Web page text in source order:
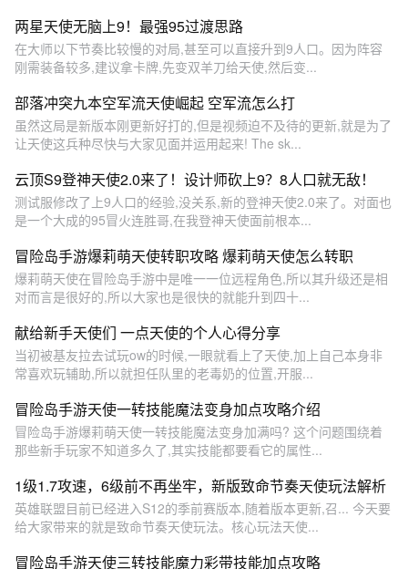
两星天使无脑上9！最强95过渡思路
在大师以下节奏比较慢的对局,甚至可以直接升到9人口。因为阵容
刚需装备较多,建议拿卡牌,先变双羊刀给天使,然后变...
部落冲突九本空军流天使崛起 空军流怎么打
虽然这局是新版本刚更新好打的,但是视频迫不及待的更新,就是为了
让天使这兵种尽快与大家见面并运用起来! The sk...
云顶S9登神天使2.0来了！设计师砍上9？8人口就无敌！
测试服修改了上9人口的经验,没关系,新的登神天使2.0来了。对面也
是一个大成的95冒火连胜哥,在我登神天使面前根本...
冒险岛手游爆莉萌天使转职攻略 爆莉萌天使怎么转职
爆莉萌天使在冒险岛手游中是唯一一位远程角色,所以其升级还是相
对而言是很好的,所以大家也是很快的就能升到四十...
献给新手天使们 一点天使的个人心得分享
当初被基友拉去试玩ow的时候,一眼就看上了天使,加上自己本身非
常喜欢玩辅助,所以就担任队里的老毒奶的位置,开服...
冒险岛手游天使一转技能魔法变身加点攻略介绍
冒险岛手游爆莉萌天使一转技能魔法变身加满吗? 这个问题围绕着
那些新手玩家不知道多久了,其实技能都要看它的属性...
1级1.7攻速，6级前不再坐牢，新版致命节奏天使玩法解析
英雄联盟目前已经进入S12的季前赛版本,随着版本更新,召... 今天要
给大家带来的就是致命节奏天使玩法。核心玩法天使...
冒险岛手游天使三转技能魔力彩带技能加点攻略